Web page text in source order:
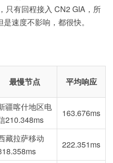
只有回程接入 CN2 GIA，所
速度不影响，都很快。
最慢节点 平均响应
疆喀什地区电
210.348ms
163.676ms
藏拉萨移动
222.351ms